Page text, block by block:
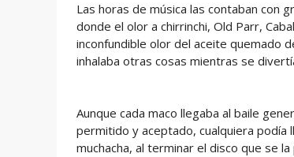
Las horas de música las contaban con
donde el olor a chirrinchi, Old Parr,
inconfundible olor del aceite quemado
inhalaba otras cosas mientras se
Aunque cada maco llegaba al baile
permitido y aceptado, cualquiera podía
muchacha, al terminar el disco que se